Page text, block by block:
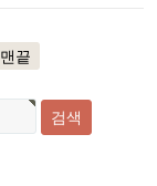
맨끝
검색